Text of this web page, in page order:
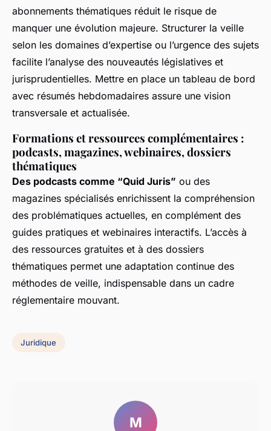
abonnements thématiques réduit le risque de
manquer une évolution majeure. Structurer la veille
selon les domaines d’expertise ou l’urgence des sujets
facilite l’analyse des nouveautés législatives et
jurisprudentielles. Mettre en place un tableau de bord
avec résumés hebdomadaires assure une vision
transversale et actualisée.
Formations et ressources complémentaires :
podcasts, magazines, webinaires, dossiers
thématiques
Des podcasts comme “Quid Juris” ou des
magazines spécialisés enrichissent la compréhension
des problématiques actuelles, en complément des
guides pratiques et webinaires interactifs. L’accès à
des ressources gratuites et à des dossiers
thématiques permet une adaptation continue des
méthodes de veille, indispensable dans un cadre
réglementaire mouvant.
Juridique
M